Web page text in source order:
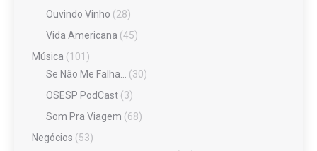
Ouvindo Vinho (28)
Vida Americana (45)
Música (101)
Se Não Me Falha… (30)
OSESP PodCast (3)
Som Pra Viagem (68)
Negócios (53)